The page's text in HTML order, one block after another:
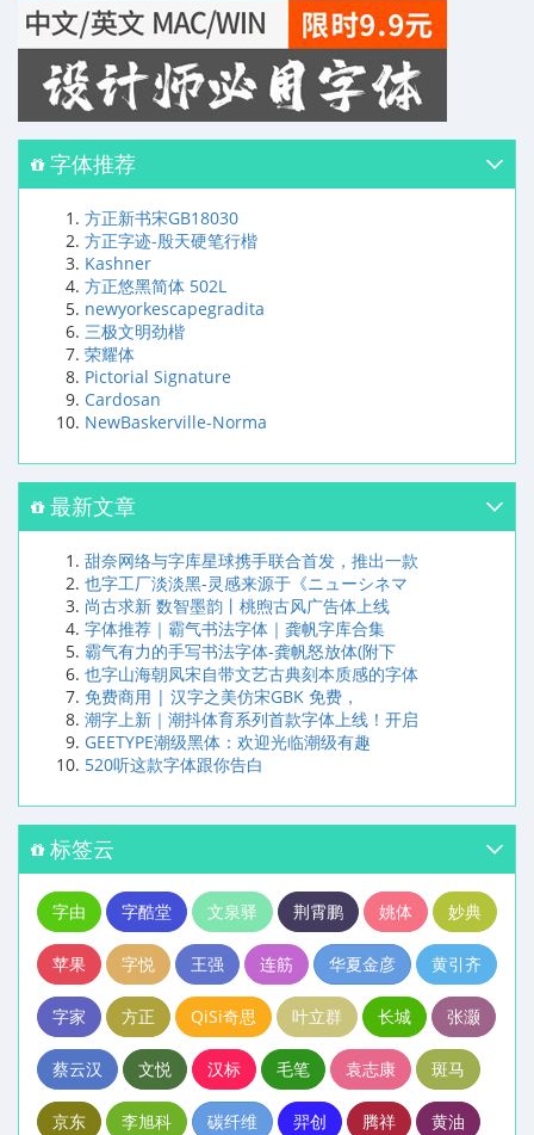
字体推荐
方正新书宋GB18030
方正字迹-殷天硬笔行楷
Kashner
方正悠黑简体 502L
newyorkescapegradita
三极文明劲楷
荣耀体
Pictorial Signature
Cardosan
NewBaskerville-Norma
最新文章
甜奈网络与字库星球携手联合首发，推出一款
也字工厂淡淡黑-灵感来源于《ニューシネマ
尚古求新 数智墨韵丨桃煦古风广告体上线
字体推荐｜霸气书法字体｜龚帆字库合集
霸气有力的手写书法字体-龚帆怒放体(附下
也字山海朝凤宋自带文艺古典刻本质感的字体
免费商用 | 汉字之美仿宋GBK 免费，
潮字上新｜潮抖体育系列首款字体上线！开启
GEETYPE潮级黑体：欢迎光临潮级有趣
520听这款字体跟你告白
标签云
字由 字酷堂 文泉驿 荆霄鹏 姚体 妙典
苹果 字悦 王强 连筋 华夏金彦 黄引齐
字家 方正 QiSi奇思 叶立群 长城 张灏
蔡云汉 文悦 汉标 毛笔 袁志康 斑马
京东 李旭科 碳纤维 羿创 腾祥 黄油